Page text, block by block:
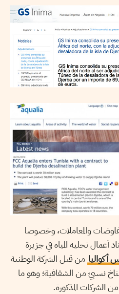
من المفاوضات والمعاملات، وخصوصا
أعمال تحلية المياه في جزيرة
من قبل الشركة الوطنية
مناخ نسبيّ من الشفافية؛ وهو ما
الشركات المذكورة.